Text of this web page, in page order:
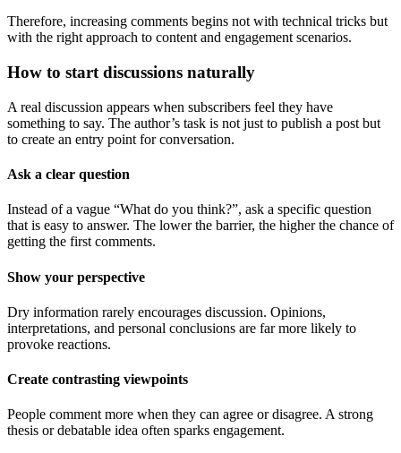
Therefore, increasing comments begins not with technical tricks but
with the right approach to content and engagement scenarios.
How to start discussions naturally
A real discussion appears when subscribers feel they have
something to say. The author’s task is not just to publish a post but
to create an entry point for conversation.
Ask a clear question
Instead of a vague “What do you think?”, ask a specific question
that is easy to answer. The lower the barrier, the higher the chance of
getting the first comments.
Show your perspective
Dry information rarely encourages discussion. Opinions,
interpretations, and personal conclusions are far more likely to
provoke reactions.
Create contrasting viewpoints
People comment more when they can agree or disagree. A strong
thesis or debatable idea often sparks engagement.